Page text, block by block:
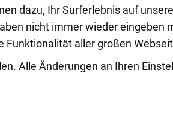
dazu, Ihr Surferlebnis auf
nicht immer wieder eingeben
aller großen
Alle Änderungen an Ihren